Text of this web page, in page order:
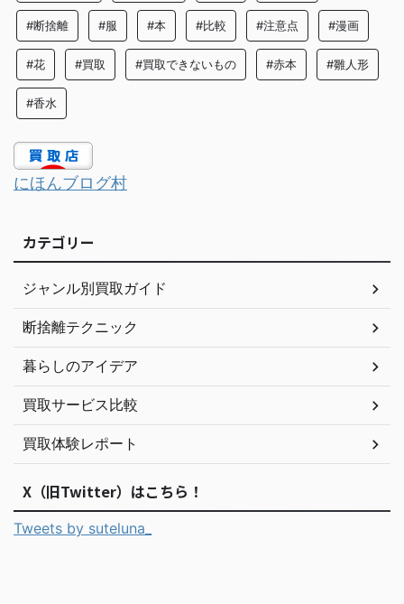
#断捨離 #服 #本 #比較 #注意点 #漫画
#花 #買取 #買取できないもの #赤本 #雛人形
#香水
にほんブログ村
カテゴリー
ジャンル別買取ガイド
断捨離テクニック
暮らしのアイデア
買取サービス比較
買取体験レポート
X（旧Twitter）はこちら！
Tweets by suteluna_